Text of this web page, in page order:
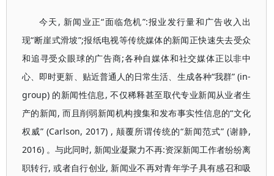
今天, 新闻业正“面临危机”:报业发行量和广告收入出
现“断崖式滑坡”;报纸电视等传统媒体的新闻正快速失去受众
和追寻受众眼球的广告商;各种自媒体和社交媒体正以非中
心、即时更新、贴近普通人的日常生活、生成各种“我群” (in-
group) 的新闻性信息, 不仅稀释甚至取代专业新闻从业者生
产的新闻, 而且削弱新闻机构搜集和发布事实性信息的“文化
权威” (Carlson, 2017) , 颠覆所谓传统的“新闻范式” (谢静,
2016) 。与此同时, 新闻业凝聚力不再:资深新闻工作者纷纷离
职转行, 或者自行创业, 新闻业不再对青年学子具有感召和吸